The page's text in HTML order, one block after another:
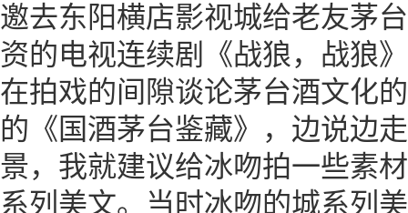
邀去东阳横店影视城给老友茅
资的电视连续剧《战狼，战狼
在拍戏的间隙谈论茅台酒文化
的《国酒茅台鉴藏》，边说边
景，我就建议给冰吻拍一些素
系列美文。当时冰吻的城系列